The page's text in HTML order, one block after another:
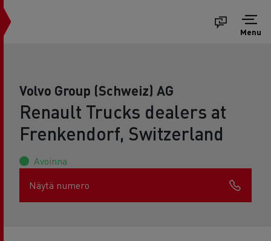
Menu
Volvo Group (Schweiz) AG
Renault Trucks dealers at
Frenkendorf, Switzerland
Avoinna
Näytä numero